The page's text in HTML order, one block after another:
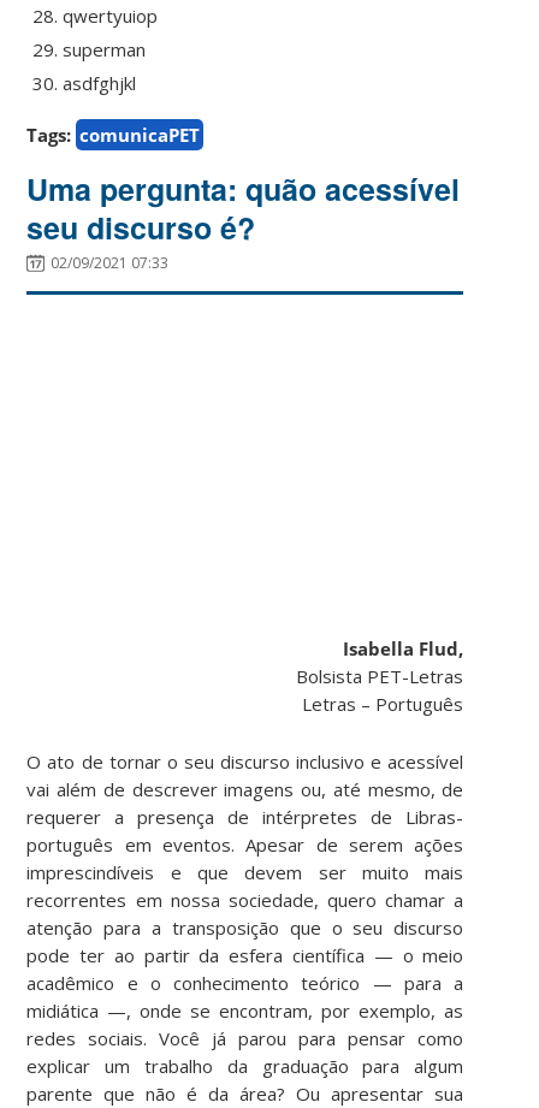
qwertyuiop
superman
asdfghjkl
Tags: comunicaPET
Uma pergunta: quão acessível
seu discurso é?
02/09/2021 07:33
Isabella Flud,
Bolsista PET-Letras
Letras – Português
O ato de tornar o seu discurso inclusivo e acessível
vai além de descrever imagens ou, até mesmo, de
requerer a presença de intérpretes de Libras-
português em eventos. Apesar de serem ações
imprescindíveis e que devem ser muito mais
recorrentes em nossa sociedade, quero chamar a
atenção para a transposição que o seu discurso
pode ter ao partir da esfera científica — o meio
acadêmico e o conhecimento teórico — para a
midiática —, onde se encontram, por exemplo, as
redes sociais. Você já parou para pensar como
explicar um trabalho da graduação para algum
parente que não é da área? Ou apresentar sua